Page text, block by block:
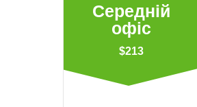
Середній
офіс
$213